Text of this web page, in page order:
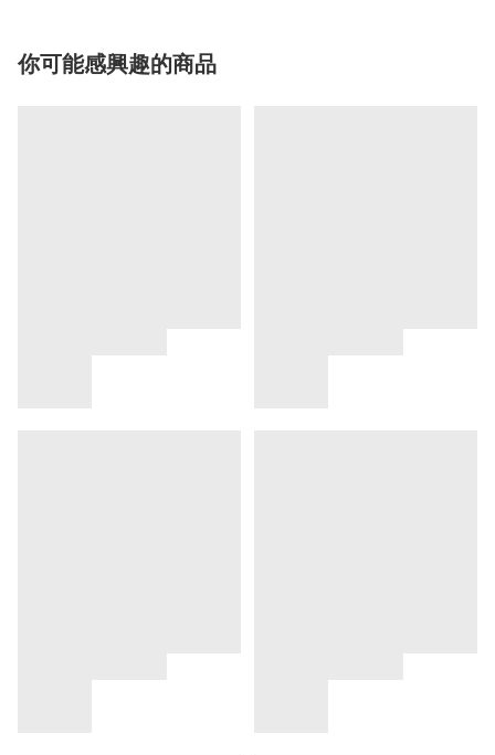
你可能感興趣的商品